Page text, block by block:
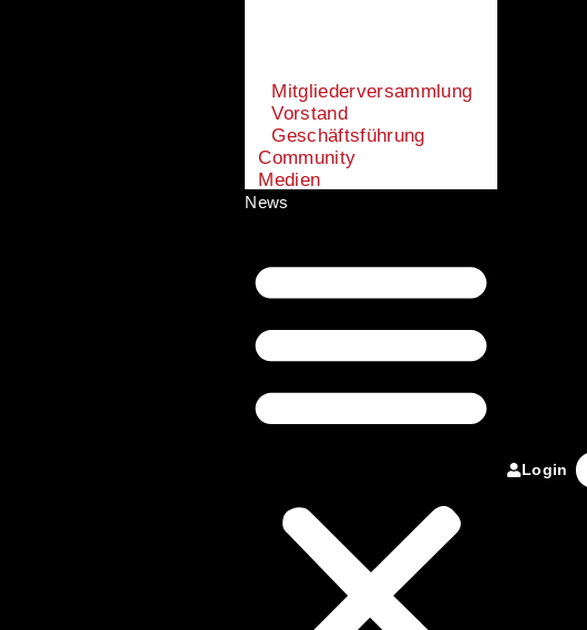
Mitgliederversammlung
Vorstand
Geschäftsführung
Community
Medien
News
Login